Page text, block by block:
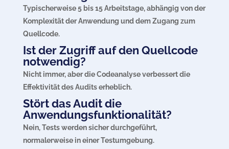
Typischerweise 5 bis 15 Arbeitstage, abhängig von der
Komplexität der Anwendung und dem Zugang zum
Quellcode.
Ist der Zugriff auf den Quellcode
notwendig?
Nicht immer, aber die Codeanalyse verbessert die
Effektivität des Audits erheblich.
Stört das Audit die
Anwendungsfunktionalität?
Nein, Tests werden sicher durchgeführt,
normalerweise in einer Testumgebung.